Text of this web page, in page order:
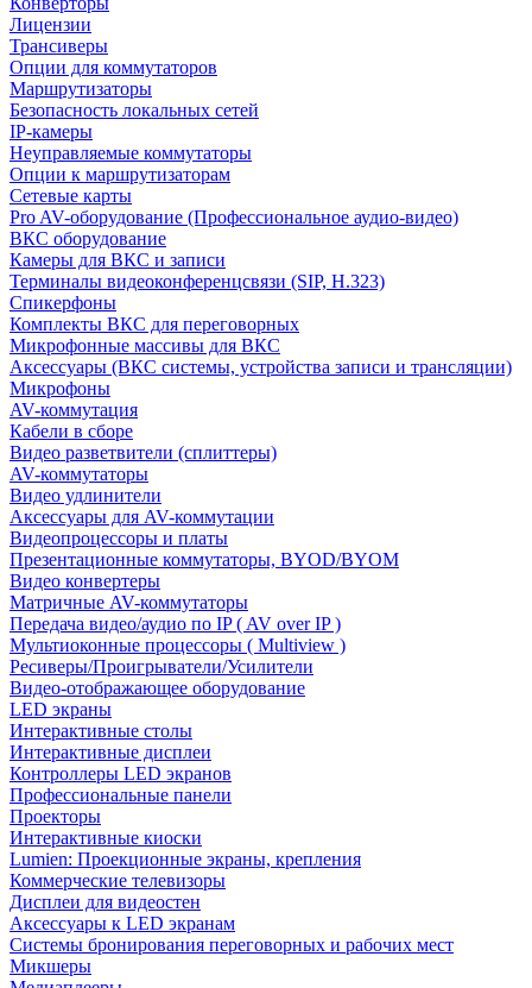
Лицензии
Трансиверы
Опции для коммутаторов
Маршрутизаторы
Безопасность локальных сетей
IP-камеры
Неуправляемые коммутаторы
Опции к маршрутизаторам
Сетевые карты
Pro AV-оборудование (Профессиональное аудио-видео)
ВКС оборудование
Камеры для ВКС и записи
Терминалы видеоконференцсвязи (SIP, H.323)
Спикерфоны
Комплекты ВКС для переговорных
Микрофонные массивы для ВКС
Аксессуары (ВКС системы, устройства записи и трансляции)
Микрофоны
AV-коммутация
Кабели в сборе
Видео разветвители (сплиттеры)
AV-коммутаторы
Видео удлинители
Аксессуары для AV-коммутации
Видеопроцессоры и платы
Презентационные коммутаторы, BYOD/BYOM
Видео конвертеры
Матричные AV-коммутаторы
Передача видео/аудио по IP ( AV over IP )
Мультиоконные процессоры ( Multiview )
Ресиверы/Проигрыватели/Усилители
Видео-отображающее оборудование
LED экраны
Интерактивные столы
Интерактивные дисплеи
Контроллеры LED экранов
Профессиональные панели
Проекторы
Интерактивные киоски
Lumien: Проекционные экраны, крепления
Коммерческие телевизоры
Дисплеи для видеостен
Аксессуары к LED экранам
Системы бронирования переговорных и рабочих мест
Микшеры